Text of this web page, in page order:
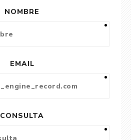
NOMBRE
EMAIL
CONSULTA